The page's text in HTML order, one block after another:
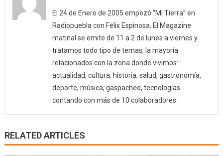
El 24 de Enero de 2005 empezó “Mi Tierra” en
Radiopuebla con Félix Espinosa. El Magazine
matinal se emite de 11 a 2 de lunes a viernes y
tratamos todo tipo de temas, la mayoría
relacionados con la zona donde vivimos:
actualidad, cultura, historia, salud, gastronomía,
deporte, música, gaspacheo, tecnologías…
contando con más de 10 colaboradores.
RELATED ARTICLES